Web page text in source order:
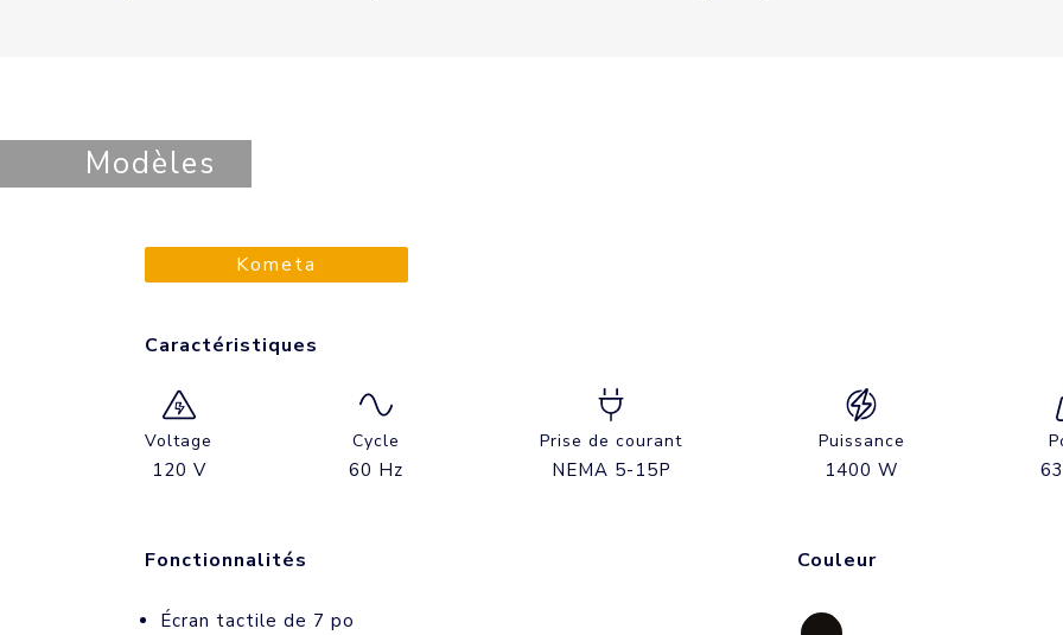
Modèles
Kometa
Caractéristiques
Voltage
120 V
Cycle
60 Hz
Prise de courant
NEMA 5-15P
Puissance
1400 W
Fonctionnalités
Écran tactile de 7 po
Couleur